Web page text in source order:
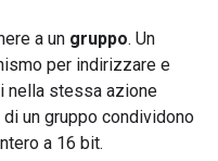
a un gruppo. Un
per indirizzare e
nella stessa azione
un gruppo condividono
a 16 bit.